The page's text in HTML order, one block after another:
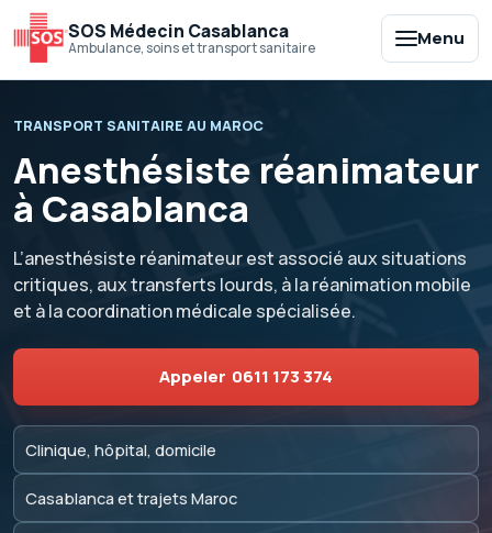
SOS Médecin Casablanca
Ambulance, soins et transport sanitaire Menu
TRANSPORT SANITAIRE AU MAROC
Anesthésiste réanimateur
à Casablanca
L’anesthésiste réanimateur est associé aux situations
critiques, aux transferts lourds, à la réanimation mobile
et à la coordination médicale spécialisée.
Appeler 0611 173 374
Clinique, hôpital, domicile
Casablanca et trajets Maroc